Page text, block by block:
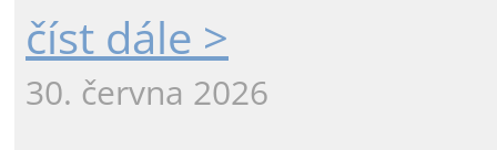
číst dále >
30. června 2026